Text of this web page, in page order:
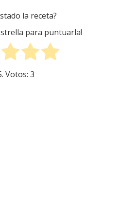
la receta?
para puntuarla!
Votos: 3